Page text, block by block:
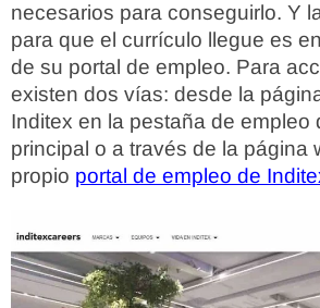
necesarios para conseguirlo. Y
para que el currículo llegue es
de su portal de empleo. Para
existen dos vías: desde la
Inditex en la pestaña de empleo
principal o a través de la página
propio portal de empleo de